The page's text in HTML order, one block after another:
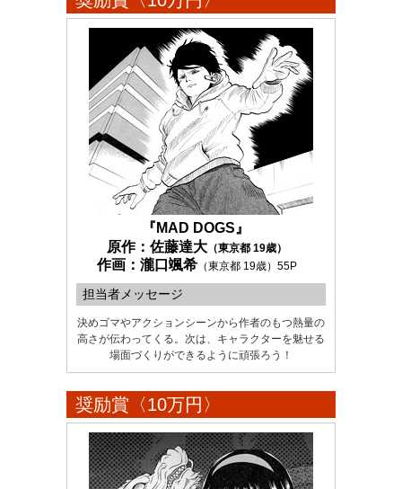
『MAD DOGS』
原作：佐藤達大（東京都 19歳）
作画：瀧口颯希（東京都 19歳）55P
担当者メッセージ
決めゴマやアクションシーンから作者のもつ熱量の
高さが伝わってくる。次は、キャラクターを魅せる
場面づくりができるように頑張ろう！
奨励賞〈10万円〉